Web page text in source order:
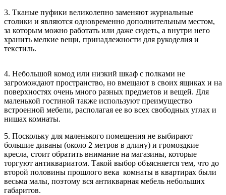
3. Тканые пуфики великолепно заменяют журнальные
столики и являются одновременно дополнительным местом,
за которым можно работать или даже сидеть, а внутри него
хранить мелкие вещи, принадлежности для рукоделия и
текстиль.
4. Небольшой комод или низкий шкаф с полками не
загромождают пространство, но вмещают в своих ящиках и на
поверхностях очень много разных предметов и вещей. Для
маленькой гостиной также используют преимущество
встроенной мебели, располагая ее во всех свободных углах и
нишах комнаты.
5. Поскольку для маленького помещения не выбирают
большие диваны (около 2 метров в длину) и громоздкие
кресла, стоит обратить внимание на магазины, которые
торгуют антиквариатом. Такой выбор объясняется тем, что до
второй половины прошлого века комнаты в квартирах были
весьма малы, поэтому вся антикварная мебель небольших
габаритов.